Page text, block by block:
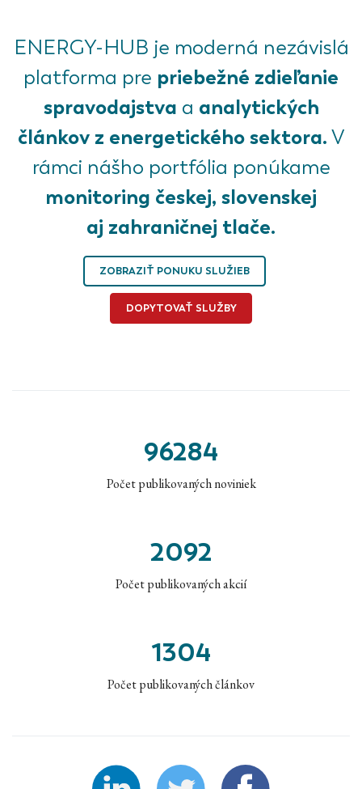
ENERGY-HUB je moderná nezávislá
platforma pre priebežné zdieľanie
spravodajstva a analytických
článkov z energetického sektora. V
rámci nášho portfólia ponúkame
monitoring českej, slovenskej
aj zahraničnej tlače.
ZOBRAZIŤ PONUKU SLUŽIEB
DOPYTOVAŤ SLUŽBY
96284
Počet publikovaných noviniek
2092
Počet publikovaných akcií
1304
Počet publikovaných článkov